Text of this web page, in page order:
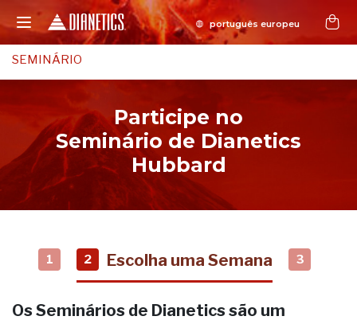
SEMINÁRIO
Participe no
Seminário de Dianetics
Hubbard
1 2 Escolha uma Semana 3
Os Seminários de Dianetics são um